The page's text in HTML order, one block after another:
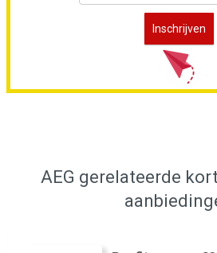
AEG gerelateerde